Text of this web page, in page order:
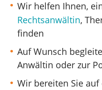
Wir helfen Ihnen,
Rechtsanwältin,
finden
Auf Wunsch
Anwältin oder zur
Wir bereiten Sie